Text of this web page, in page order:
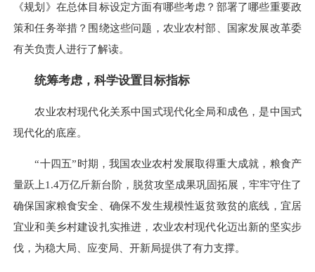
《规划》在总体目标设定方面有哪些考虑？部署了哪些重要政
策和任务举措？围绕这些问题，农业农村部、国家发展改革委
有关负责人进行了解读。
统筹考虑，科学设置目标指标
农业农村现代化关系中国式现代化全局和成色，是中国式
现代化的底座。
“十四五”时期，我国农业农村发展取得重大成就，粮食产
量跃上1.4万亿斤新台阶，脱贫攻坚成果巩固拓展，牢牢守住了
确保国家粮食安全、确保不发生规模性返贫致贫的底线，宜居
宜业和美乡村建设扎实推进，农业农村现代化迈出新的坚实步
伐，为稳大局、应变局、开新局提供了有力支撑。